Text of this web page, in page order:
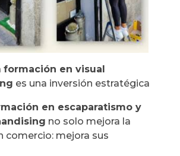
formación en visual
es una inversión estratégica
en escaparatismo y
no solo mejora la
comercio: mejora sus